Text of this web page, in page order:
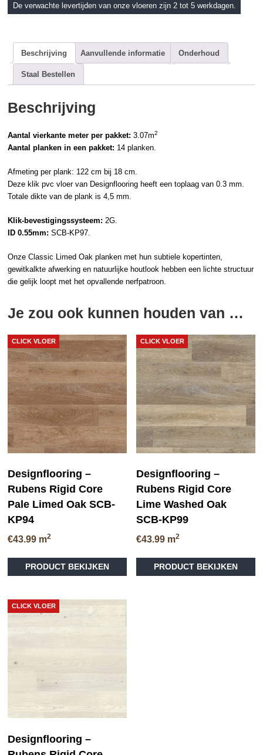
De verwachte levertijden van onze vloeren zijn 2 tot 5 werkdagen.
Beschrijving Aanvullende informatie Onderhoud
Staal Bestellen
Beschrijving
Aantal vierkante meter per pakket: 3.07m2
Aantal planken in een pakket: 14 planken.
Afmeting per plank: 122 cm bij 18 cm.
Dezeklik pvc vloer van Designflooring heeft een toplaag van 0.3 mm.
Totale dikte van de plank is 4,5 mm.
Klik-bevestigingssysteem: 2G.
ID 0.55mm: SCB-KP97.
Onze Classic Limed Oak planken met hun subtiele kopertinten,
gewitkalkte afwerking en natuurlijkehoutlook hebben een lichte structuur
die gelijk loopt met het opvallende nerfpatroon.
Je zou ook kunnen houden van …
CLICK VLOER
Designflooring –
Rubens Rigid Core
Pale Limed Oak SCB-
KP94
€43.99 m2
PRODUCT BEKIJKEN
CLICK VLOER
Designflooring –
Rubens Rigid Core
Lime Washed Oak
SCB-KP99
€43.99 m2
PRODUCT BEKIJKEN
CLICK VLOER
Designflooring –